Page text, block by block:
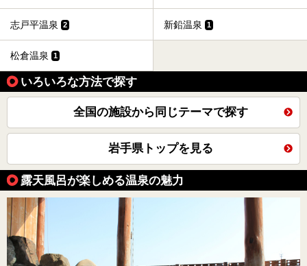
志戸平温泉 2 新鉛温泉 1
松倉温泉 1
いろいろな方法で探す
全国の施設から同じテーマで探す
岩手県トップを見る
露天風呂が楽しめる温泉の魅力